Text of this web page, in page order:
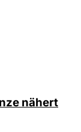
nähert